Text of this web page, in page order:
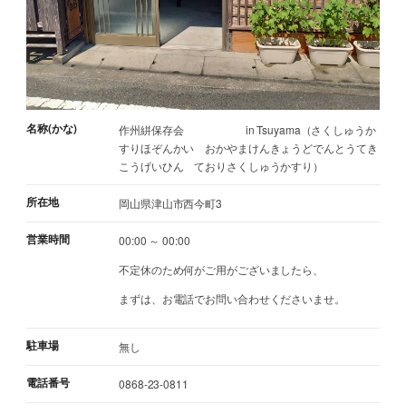
名称(かな)
作州絣保存会 in Tsuyama（さくしゅうか
すりほぞんかい おかやまけんきょうどでんとうてき
こうげいひん ておりさくしゅうかすり）
所在地 岡山県津山市西今町3
営業時間
00:00 ～ 00:00
不定休のため何がご用がございましたら、
まずは、お電話でお問い合わせくださいませ。
駐車場 無し
電話番号 0868-23-0811